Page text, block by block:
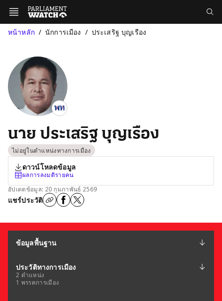
หน้าหลัก นักการเมือง ประเสริฐ บุญเรือง
นาย ประเสริฐ บุญเรือง
ไม่อยู่ในตำแหน่งทางการเมือง
ดาวน์โหลดข้อมูล
ผลการลงมติรายคน
อัปเดตข้อมูล: 20 กุมภาพันธ์ 2569
แชร์ประวัติ
ข้อมูลพื้นฐาน
ประวัติทางการเมือง
2 ตำแหน่ง
1 พรรคการเมือง